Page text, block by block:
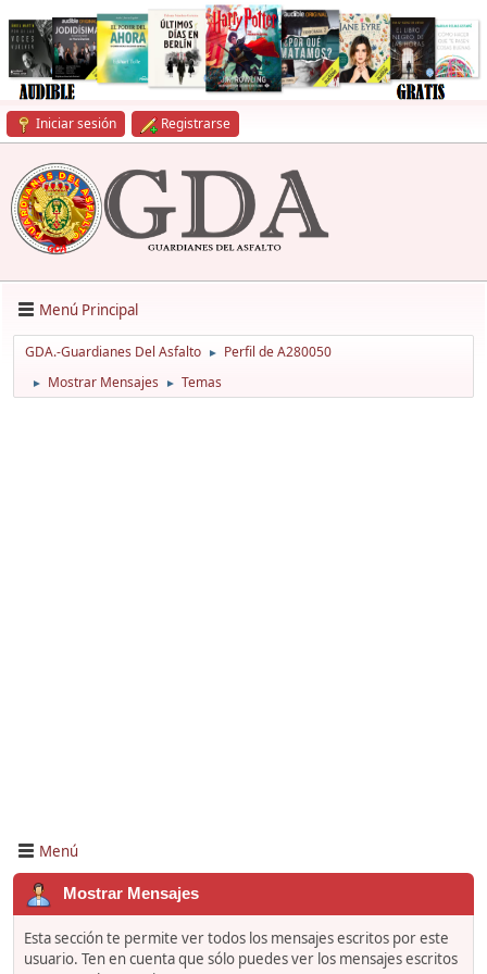
Iniciar sesión Registrarse
Menú Principal
GDA.-Guardianes Del Asfalto ► Perfil de A280050
► Mostrar Mensajes ► Temas
Menú
Mostrar Mensajes
Esta sección te permite ver todos los mensajes escritos por este
usuario. Ten en cuenta que sólo puedes ver los mensajes escritos